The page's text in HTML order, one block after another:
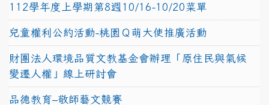
112學年度上學期第8週10/16-10/20菜單
兒童權利公約活動-桃園Ｑ萌大使推廣活動
財團法人環境品質文教基金會辦理「原住民與氣候
變遷人權」線上研討會
品德教育–敬師藝文競賽